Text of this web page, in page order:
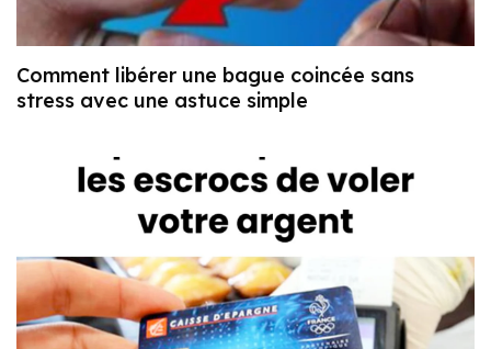
Comment libérer une bague coincée sans
stress avec une astuce simple